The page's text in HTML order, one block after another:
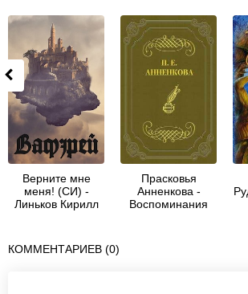
Верните мне
меня! (СИ) -
Линьков Кирилл
Прасковья
Анненкова -
Воспоминания
КОММЕНТАРИЕВ (0)